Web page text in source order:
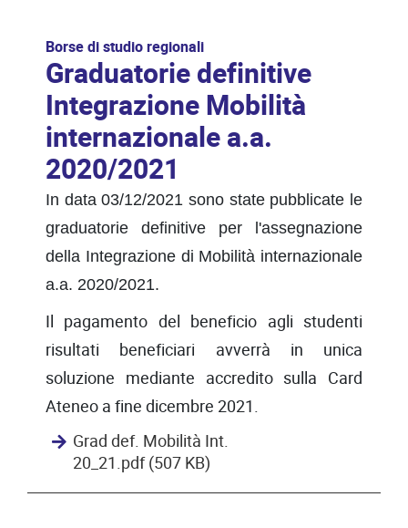
Borse di studio regionali
Graduatorie definitive
Integrazione Mobilità
internazionale a.a.
2020/2021
In data 03/12/2021 sono state pubblicate le
graduatorie definitive per l'assegnazione
della Integrazione di Mobilità internazionale
a.a. 2020/2021.
Il pagamento del beneficio agli studenti
risultati beneficiari avverrà in unica
soluzione mediante accredito sulla Card
Ateneo a fine dicembre 2021.
Grad def. Mobilità Int.
20_21.pdf (507 KB)